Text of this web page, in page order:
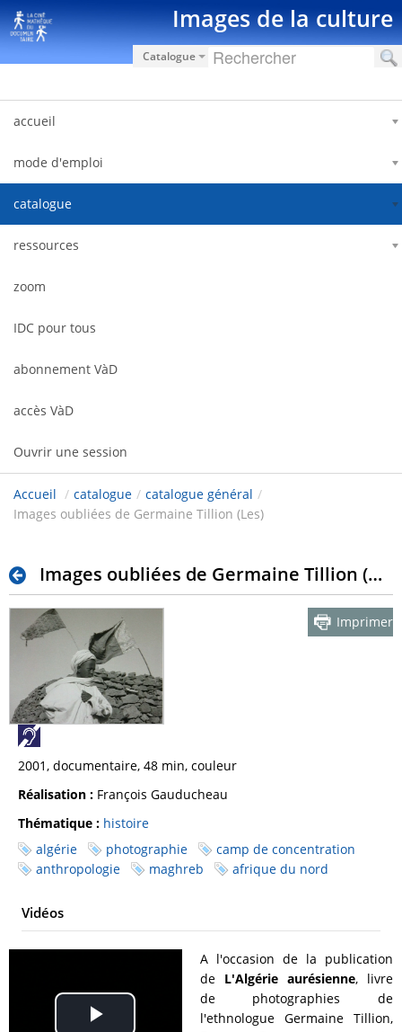
Saut au contenu Images de la culture
Catalogue
accueil
mode d'emploi
catalogue
ressources
zoom
IDC pour tous
abonnement VàD
accès VàD
Ouvrir une session
Accueil / catalogue / catalogue général /
Images oubliées de Germaine Tillion (Les)
Images oubliées de Germaine Tillion (Les)
Imprimer
2001, documentaire, 48 min, couleur
Réalisation : François Gauducheau
Thématique : histoire
algérie
photographie
camp de concentration
anthropologie
maghreb afrique du nord
Vidéos
A l'occasion de la publication
de L'Algérie aurésienne, livre
de photographies de
l'ethnologue Germaine Tillion,